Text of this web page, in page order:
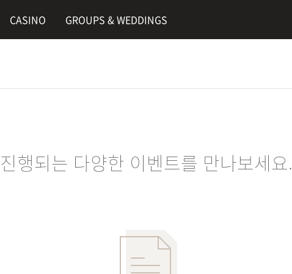
CASINO GROUPS & WEDDINGS
행되는 다양한 이벤트를 만나보세요.